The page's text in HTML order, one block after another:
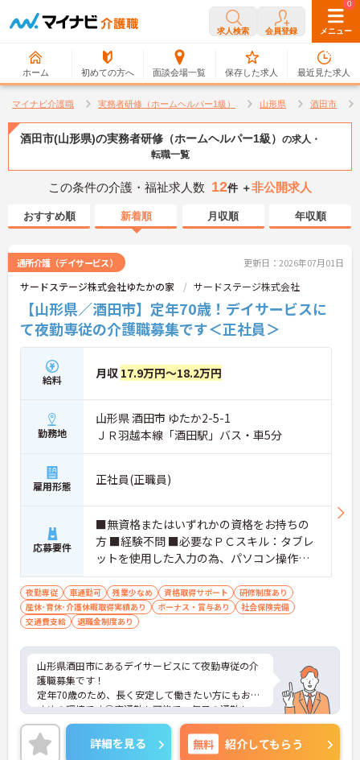
求人検索 会員登録 メニュー
ホーム 初めての方へ 面談会場一覧
0
保存した求人
0
最近見た求人
マイナビ介護職 実務者研修（ホームヘルパー1級） 山形県 酒田市
酒田市(山形県)の実務者研修（ホームヘルパー1級） の求人・
転職一覧
この条件の介護・福祉求人数 12件 ＋非公開求人
おすすめ順 新着順 月収順 年収順
通所介護（デイサービス） 更新日：2026年07月01日
サードステージ株式会社ゆたかの家 サードステージ株式会社
【山形県／酒田市】定年70歳！デイサービスに
て夜勤専従の介護職募集です＜正社員＞
給料 月収 17.9万円～18.2万円
勤務地
山形県 酒田市 ゆたか2-5-1
ＪＲ羽越本線「酒田駅」バス・車5分
雇用形態 正社員(正職員)
応募要件
■無資格またはいずれかの資格をお持ちの
方 ■経験不問 ■必要なＰＣスキル：タブレ
ットを使用した入力の為、パソコン操作が
ありません。携帯電話と操作方法が同じで
す。
夜勤専従 車通勤可 残業少なめ 資格取得サポート
研修制度あり
産休･育休･介護休暇取得実績あり
ボーナス・賞与あり
社会保険完備
交通費支給
退職金制度あり
山形県酒田市にあるデイサービスにて夜勤専従の介
護職募集です！
定年70歳のため、長く安定して働きたい方にもおす
すめの環境です◎車通勤も可能で、毎日の通勤もス
ムーズ♪ご興味のある方には、面接対策ポイントな
ど、さらに詳細をご案内しますのでお気軽にご相談
ください！
詳細を見る 無料 紹介してもらう